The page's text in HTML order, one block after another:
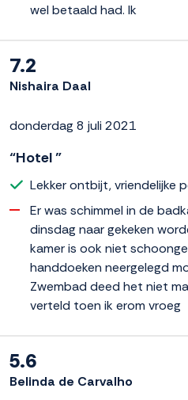
wel betaald had. Ik
7.2
Nishaira Daal
donderdag 8 juli 2021
“Hotel ”
Lekker ontbijt, vriendelijke
Er was schimmel in de
dinsdag naar gekeken
kamer is ook niet
handdoeken neergelegd
Zwembad deed het niet
verteld toen ik erom vroeg
5.6
Belinda de Carvalho